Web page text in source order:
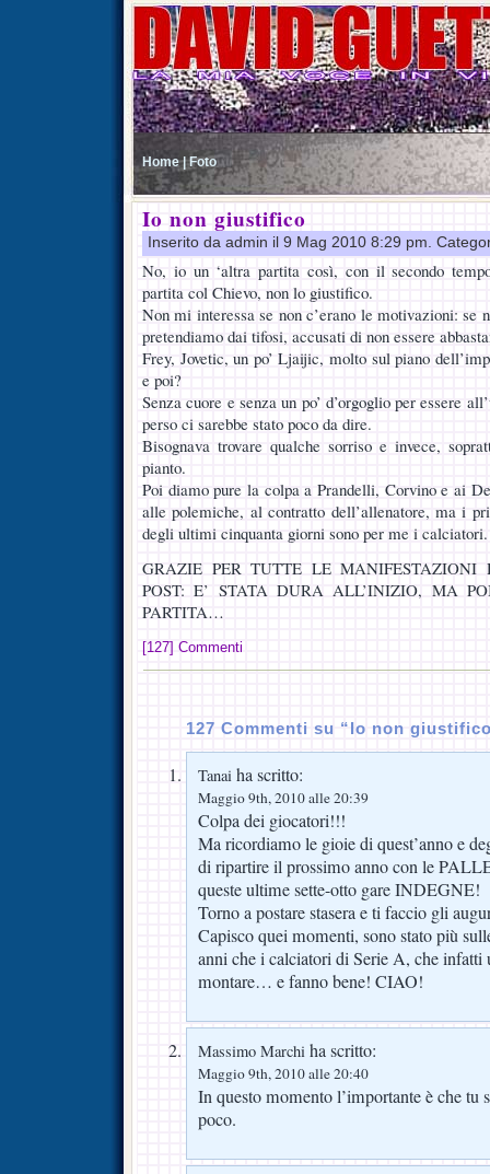
Home | Foto
Io non giustifico
Inserito da admin il 9 Mag 2010 8:29 pm.
No, io un ‘altra partita così, con il secondo
partita col Chievo, non lo giustifico.
Non mi interessa se non c’erano le motivazioni: se
pretendiamo dai tifosi, accusati di non essere
Frey, Jovetic, un po’ Ljaijic, molto sul piano
e poi?
Senza cuore e senza un po’ d’orgoglio per essere
perso ci sarebbe stato poco da dire.
Bisognava trovare qualche sorriso e invece,
pianto.
Poi diamo pure la colpa a Prandelli, Corvino e ai
alle polemiche, al contratto dell’allenatore, ma i
degli ultimi cinquanta giorni sono per me i calciatori.
GRAZIE PER TUTTE LE MANIFESTAZIONI
POST: E’ STATA DURA ALL’INIZIO, MA
PARTITA…
[127] Commenti
127 Commenti su “Io non
Tanai ha scritto:
Maggio 9th, 2010 alle 20:39
Colpa dei giocatori!!!
Ma ricordiamo le gioie di quest’anno e
di ripartire il prossimo anno con le
queste ultime sette-otto gare INDEGNE!
Torno a postare stasera e ti faccio gli
Capisco quei momenti, sono stato più
anni che i calciatori di Serie A, che
montare… e fanno bene! CIAO!
Massimo Marchi ha scritto:
Maggio 9th, 2010 alle 20:40
In questo momento l’importante è che
poco.